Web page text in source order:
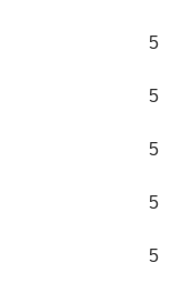
5
5
5
5
5